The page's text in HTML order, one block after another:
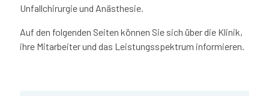
Unfallchirurgie und Anästhesie.
Auf den folgenden Seiten können Sie sich über die Klinik,
ihre Mitarbeiter und das Leistungsspektrum informieren.